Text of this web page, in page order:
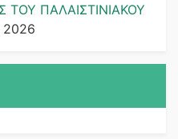
ΤΟΥ ΠΑΛΑΙΣΤΙΝΙΑΚΟΥ
2026